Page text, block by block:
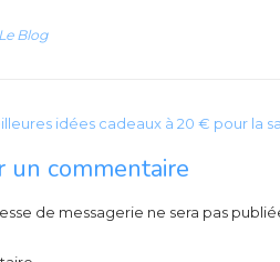
Le Blog
idées cadeaux à 20 € pour la
un commentaire
de messagerie ne sera pas